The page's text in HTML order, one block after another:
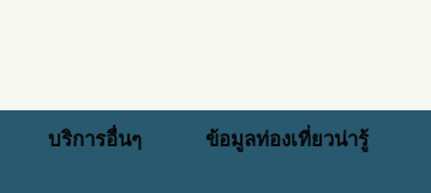
บริการอื่นๆ ข้อมูลท่องเที่ยวน่ารู้